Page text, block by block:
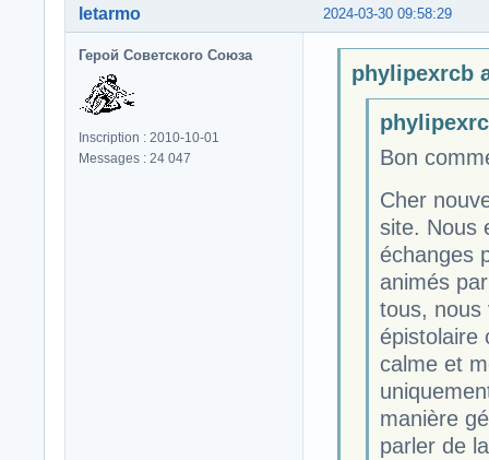
2024-03-30 09:58:29
letarmo
Герой Советского Союза
Inscription : 2010-10-01
Messages : 24 047
phylipexrcb
Bon
Cher
site. Nous
échanges
animés
tous, nous
épistolaire
calme et
manière
parler de